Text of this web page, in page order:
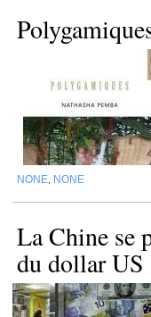
NONE NONE
La Chine se
du dollar US